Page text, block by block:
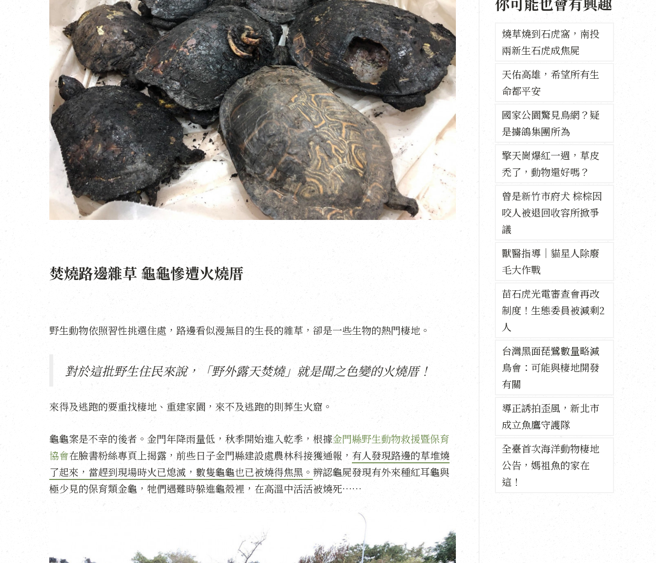
焚燒路邊雜草 龜龜慘遭火燒厝
野生動物依照習性挑選住處，路邊看似漫無目的生長的雜草，卻是一些生物的熱門棲地。
對於這批野生住民來說，「野外露天焚燒」就是聞之色變的火燒厝！
來得及逃跑的要重找棲地、重建家園，來不及逃跑的則葬生火窟。
龜龜案是不幸的後者。金門年降雨量低，秋季開始進入乾季，根據金門縣野生動物救援暨保育
協會在臉書粉絲專頁上揭露，前些日子金門縣建設處農林科接獲通報， 有人發現路邊的草堆燒
了起來，當趕到現場時火已熄滅，數隻龜龜也已被燒得焦黑。 辨認龜屍發現有外來種紅耳龜與
極少見的保育類金龜，牠們遇難時躲進龜殼裡，在高溫中活活被燒死⋯⋯
燒草燒到石虎窩，南投
兩新生石虎成焦屍
天佑高雄，希望所有生
命都平安
國家公園驚見鳥網？疑
是擄鴿集團所為
擎天崗爆紅一週，草皮
禿了，動物還好嗎？
曾是新竹市府犬 棕棕因
咬人被退回收容所掀爭
議
獸醫指導｜貓星人除廢
毛大作戰
苗石虎光電審查會再改
制度！生態委員被減剩2
人
台灣黑面琵鷺數量略減
鳥會：可能與棲地開發
有關
導正誘拍歪風，新北市
成立魚鷹守護隊
全臺首次海洋動物棲地
公告，媽祖魚的家在
這！